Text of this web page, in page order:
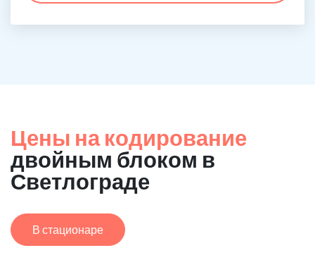
Цены на кодирование
двойным блоком в
Светлограде
В стационаре